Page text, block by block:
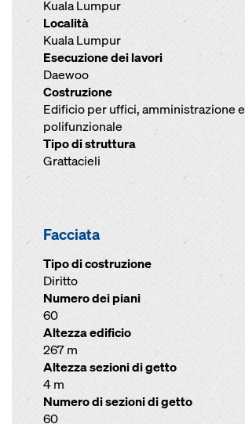
Kuala Lumpur
Località
Kuala Lumpur
Esecuzione dei lavori
Daewoo
Costruzione
Edificio per uffici, amministrazione e
polifunzionale
Tipo di struttura
Grattacieli
Facciata
Tipo di costruzione
Diritto
Numero dei piani
60
Altezza edificio
267 m
Altezza sezioni di getto
4 m
Numero di sezioni di getto
60